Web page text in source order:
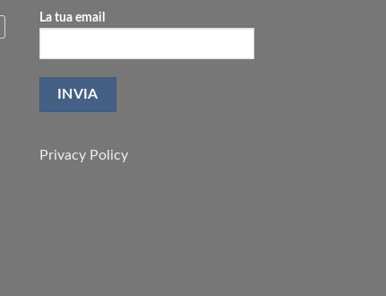
La tua email
Privacy Policy